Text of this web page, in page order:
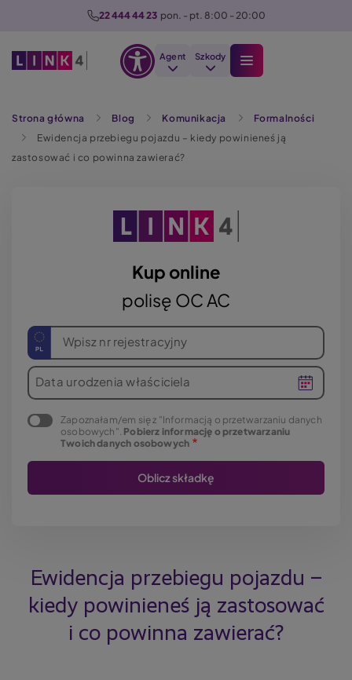
22 444 44 23 pon. - pt. 8:00 - 20:00
Agent Szkody
Strona główna Blog Komunikacja
Formalności
Ewidencja przebiegu pojazdu – kiedy powinieneś ją
zastosować i co powinna zawierać?
Kup online
polisę OC AC
Wpisz nr rejestracyjny
Data urodzenia właściciela
Zapoznałam/em się z "Informacją o przetwarzaniu danych
osobowych". Pobierz informację o przetwarzaniu
Twoich danych osobowych
Ewidencja przebiegu pojazdu –
kiedy powinieneś ją zastosować
i co powinna zawierać?